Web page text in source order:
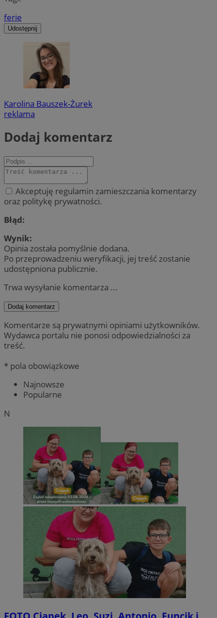
ferie
Udostępnij
Karolina Bauszek-Żurek
reklama
Dodaj komentarz
Akceptuję regulamin zamieszczania komentarzy
oraz politykę prywatności.
Błąd:
Wynik:
Opinia została pomyślnie dodana.
Po przeprowadzeniu weryfikacji, jej treść zostanie
udostępniona publicznie.
Trwa wysyłanie komentarza ...
Dodaj komentarz
Komentarze są prywatnymi opiniami użytkowników.
Wydawca portalu nie ponosi odpowiedzialności za
treść.
* pola obowiązkowe
Najnowsze
Popularne
N